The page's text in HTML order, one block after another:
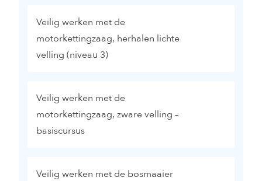
Veilig werken met de
motorkettingzaag, herhalen lichte
velling (niveau 3)
Veilig werken met de
motorkettingzaag, zware velling –
basiscursus
Veilig werken met de bosmaaier